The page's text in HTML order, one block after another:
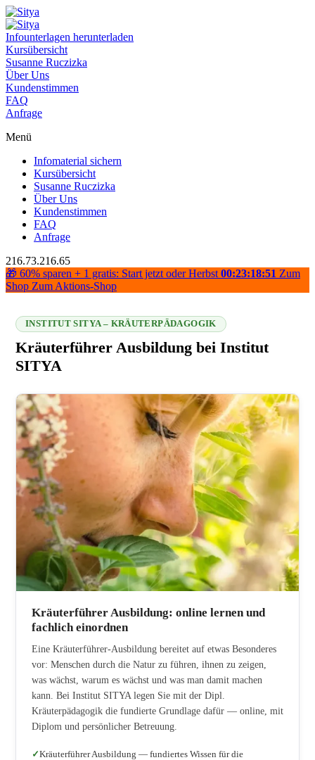
Infounterlagen herunterladen
Kursübersicht
Susanne Ruczizka
Über Uns
Kundenstimmen
FAQ
Anfrage
Menü
Infomaterial sichern
Kursübersicht
Susanne Ruczizka
Über Uns
Kundenstimmen
FAQ
Anfrage
216.73.216.65
🎁 60% sparen + 1 gratis: Start jetzt oder Herbst 00:23:18:50 Zum
Shop Zum Aktions-Shop
INSTITUT SITYA – KRÄUTERPÄDAGOGIK
Kräuterführer Ausbildung bei Institut
SITYA
216.73.216.65 2026-08-07 00:40:02
Kräuterführer Ausbildung: online lernen und
fachlich einordnen
Eine Kräuterführer-Ausbildung bereitet auf etwas Besonderes
vor: Menschen durch die Natur zu führen, ihnen zu zeigen,
was wächst, warum es wächst und was man damit machen
kann. Bei Institut SITYA legen Sie mit der Dipl.
Kräuterpädagogik die fundierte Grundlage dafür — online, mit
Diplom und persönlicher Betreuung.
Kräuterführer Ausbildung — fundiertes Wissen für die